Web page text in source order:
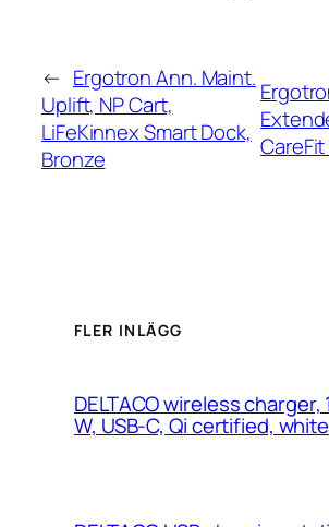
← Ergotron Ann. Maint.
Uplift, NP Cart,
LiFeKinnex Smart Dock,
Bronze
FLER INLÄGG
DELTACO wireless charger,
W, USB-C, Qi certified, white